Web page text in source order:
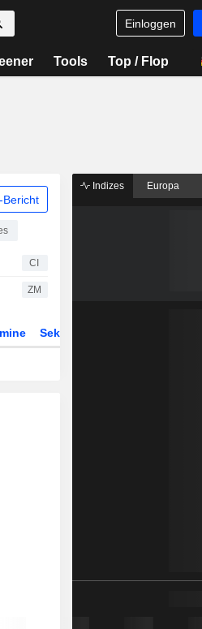
Einloggen
Tools Top / Flop
Bericht
CI
ZM
Sektor
Indizes Europa